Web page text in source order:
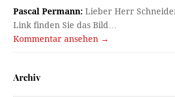
Pascal Permann: Lieber Herr
Link finden Sie das Bild…
Kommentar ansehen →
Archiv